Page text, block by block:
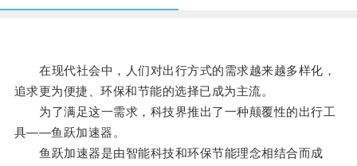
在现代社会中，人们对出行方式的需求越来越多样化，
追求更为便捷、环保和节能的选择已成为主流。
为了满足这一需求，科技界推出了一种颠覆性的出行工
具——鱼跃加速器。
鱼跃加速器是由智能科技和环保节能理念相结合而成